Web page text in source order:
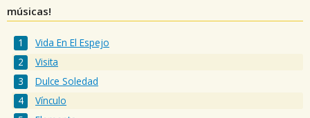
músicas!
Vida En El Espejo
Visita
Dulce Soledad
Vínculo